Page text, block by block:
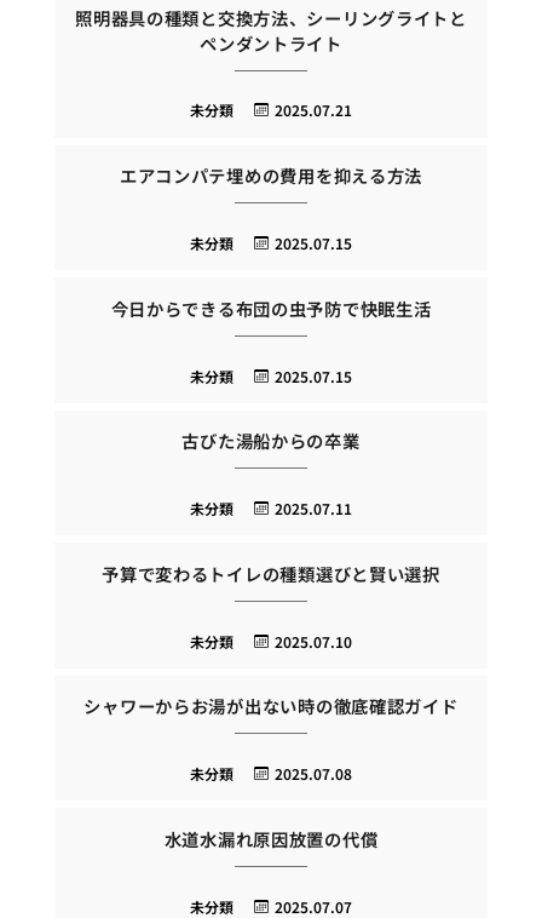
照明器具の種類と交換方法、シーリングライトと
ペンダントライト
2025.07.21
未分類
エアコンパテ埋めの費用を抑える方法
2025.07.15
未分類
今日からできる布団の虫予防で快眠生活
2025.07.15
未分類
古びた湯船からの卒業
2025.07.11
未分類
予算で変わるトイレの種類選びと賢い選択
2025.07.10
未分類
シャワーからお湯が出ない時の徹底確認ガイド
2025.07.08
未分類
水道水漏れ原因放置の代償
2025.07.07
未分類